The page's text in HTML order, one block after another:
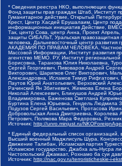
* Сведения реестра НКО, выполняющих
Фонд защиты прав граждан Штаб, Институт
Гуманитарное действие, Открытый
Крест, Центр Хасдей Ерушалаим, Центр
информационных инициатив Действие,
Так, центр Сова, центр Анна, Проект
защиты СИБАЛЬТ, Уральская правозащитная
человека, Дальневосточный центр развития
АКАДЕМИЯ ПО ПРАВАМ ЧЕЛОВЕКА, Частное
Массовой Информации, Институт развития
агентство МЕМО. РУ, Институт
Борисовна, Таранова Юлия Николаевна,
Сергей Георгиевич, Пивоваров Андрей
Викторович, Шарипков Олег Викторович,
Александровна, Исламов Тимур
Паутов Юрий Анатольевич, Верховский
Рачинский Ян Збигневич, Жемкова Елена
Николай Алексеевич, Блинушов Андрей
Владимировна, Баженова Светлана
Буртина Елена Юрьевна, Гендель Людмила
Подузов Сергей Васильевич, Протасова
Добровольская Анна Дмитриевна,
Петрович, Полякова Мара Федоровна,
Источник: http://unro.minjust.ru/
* Единый федеральный список организаций,
Высший военный Маджлисуль Шура, Конгресс
Движение Талибан, Исламская партия
Исламское государство, Джабха аль-Нусра
Чистопольский Джамаат, Рохнамо ба суи
Источник: http://nac.gov.ru/terroristicheskie-i-